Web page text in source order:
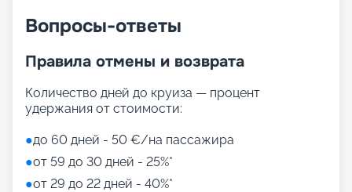
Вопросы-ответы
Правила отмены и возврата
Количество дней до круиза — процент
удержания от стоимости:
●до 60 дней - 50 €/на пассажира
●от 59 до 30 дней - 25%*
●от 29 до 22 дней - 40%*